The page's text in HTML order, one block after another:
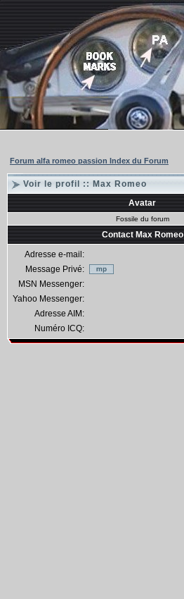
Forum alfa romeo passion Index du Forum
Voir le profil :: Max Romeo
Avatar
Fossile du forum
Contact Max Romeo
Adresse e-mail:
Message Privé:
MSN Messenger:
Yahoo Messenger:
Adresse AIM:
Numéro ICQ: